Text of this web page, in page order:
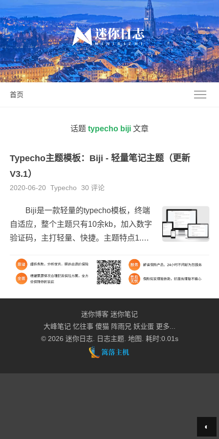
首页
话题 typecho biji 文章
Typecho主题模板：Biji - 轻量笔记主题（更新
V3.1）
2020-06-20 Typecho 30 评论
Biji是一款轻量的typecho模板，终端
自适应，整个主题只有10余kb，加入数字
验证码，主打轻量、快捷。主题特点1.极
量、极速；2.加入数字验证码，...
迷你博客 迷你笔记
大峰笔记 忆往事 傻猫 阵雨兄 妖业蛋 更多...
© 2026 迷你日志. 日志主题. 地图 . 耗时:0.01s
◐